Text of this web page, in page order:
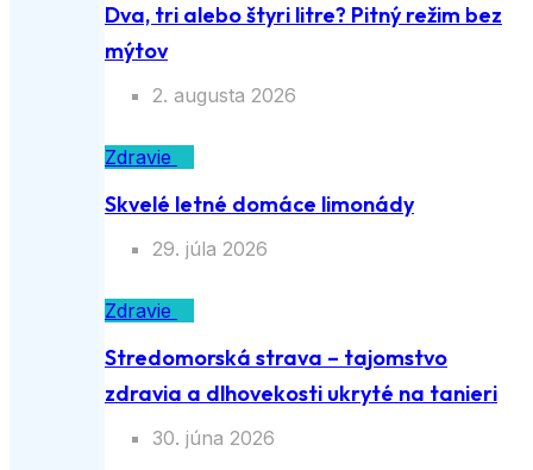
Dva, tri alebo štyri litre? Pitný režim bez
mýtov
2. augusta 2026
Zdravie
Skvelé letné domáce limonády
29. júla 2026
Zdravie
Stredomorská strava – tajomstvo
zdravia a dlhovekosti ukryté na tanieri
30. júna 2026